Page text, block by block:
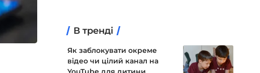
В тренді
Як заблокувати окреме
відео чи цілий канал на